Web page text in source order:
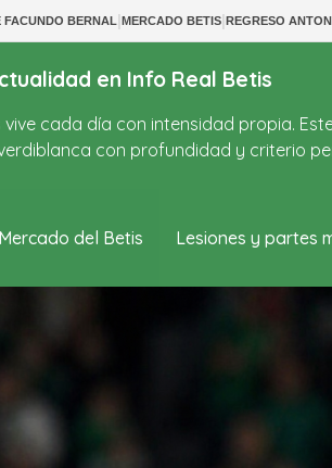
FACUNDO BERNAL|MERCADO BETIS|REGRESO
en Info Real Betis
vive cada día con intensidad propia.
con profundidad y criterio
Mercado del Betis Lesiones y partes